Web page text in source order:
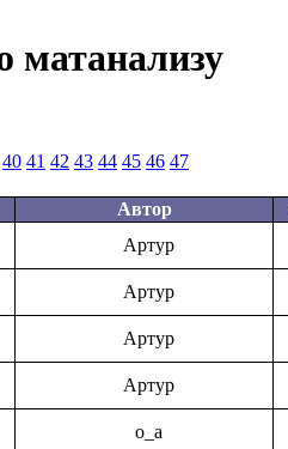
матанализу
40 41 42 43 44 45 46 47
Автор
Артур
Артур
Артур
Артур
o_a